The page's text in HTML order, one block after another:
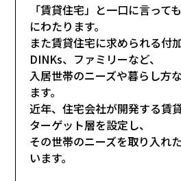
「賃貸住宅」と一口に言って
にわたります。
また賃貸住宅に求められる付
DINKs、ファミリーなど、
入居世帯のニーズや暮らし方
ます。
近年、住宅会社が開発する賃
ターゲット層を設定し、
その世帯のニーズを取り入れ
います。